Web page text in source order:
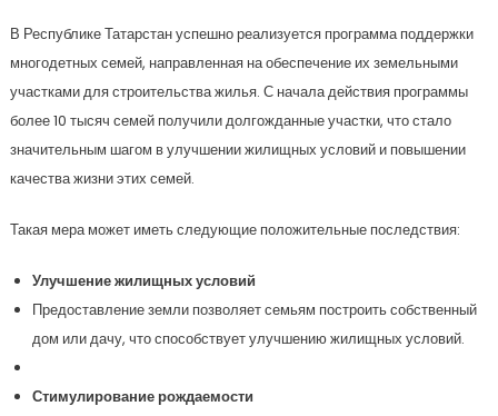
В Республике Татарстан успешно реализуется программа поддержки
многодетных семей, направленная на обеспечение их земельными
участками для строительства жилья. С начала действия программы
более 10 тысяч семей получили долгожданные участки, что стало
значительным шагом в улучшении жилищных условий и повышении
качества жизни этих семей.
Такая мера может иметь следующие положительные последствия:
Улучшение жилищных условий
Предоставление земли позволяет семьям построить собственный
дом или дачу, что способствует улучшению жилищных условий.
Стимулирование рождаемости